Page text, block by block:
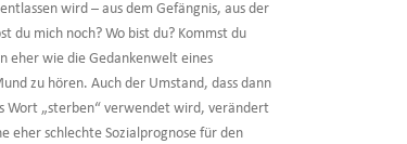
wird – aus dem Gefängnis, aus der
du mich noch? Wo bist du? Kommst du
eher wie die Gedankenwelt eines
zu hören. Auch der Umstand, dass dann
Wort „sterben“ verwendet wird, verändert
eher schlechte Sozialprognose für den